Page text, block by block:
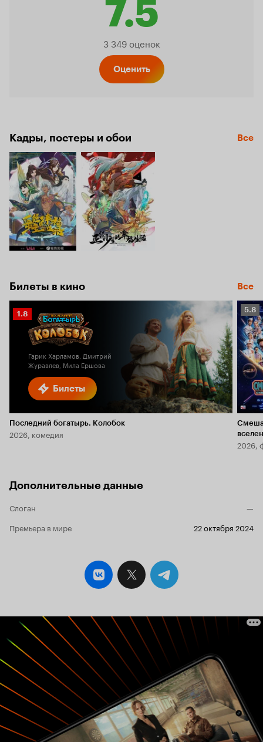
7.5
Рейтинг
7.5
3 349 оценок
Оценить
Кадры, постеры и обои Все
Билеты в кино Все
Билеты
Рейтинг
Кинопоиска
1.8
Гарик Харламов, Дмитрий
Журавлев, Мила Ершова
Последний богатырь. Колобок
2026, комедия
5.8
5.8
2026,
Дополнительные данные
Слоган
—
Премьера в мире
22 октября 2024